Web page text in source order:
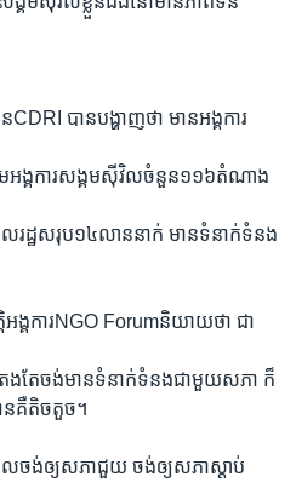
បានបង្ហាញថា មានអង្គការ
ង្គការសង្គមស៊ីវិលចំនួន១១៦តំណាង
រដ្ឋសរុប១៤លាននាក់ មានទំនាក់ទំនង
ការNGO Forumនិយាយថា ជា
ងតែចង់មានទំនាក់ទំនងជាមួយសភា ក៏
នគឺតិចតួច។
ង់ឲ្យសភាជួយ ចង់ឲ្យសភាស្តាប់